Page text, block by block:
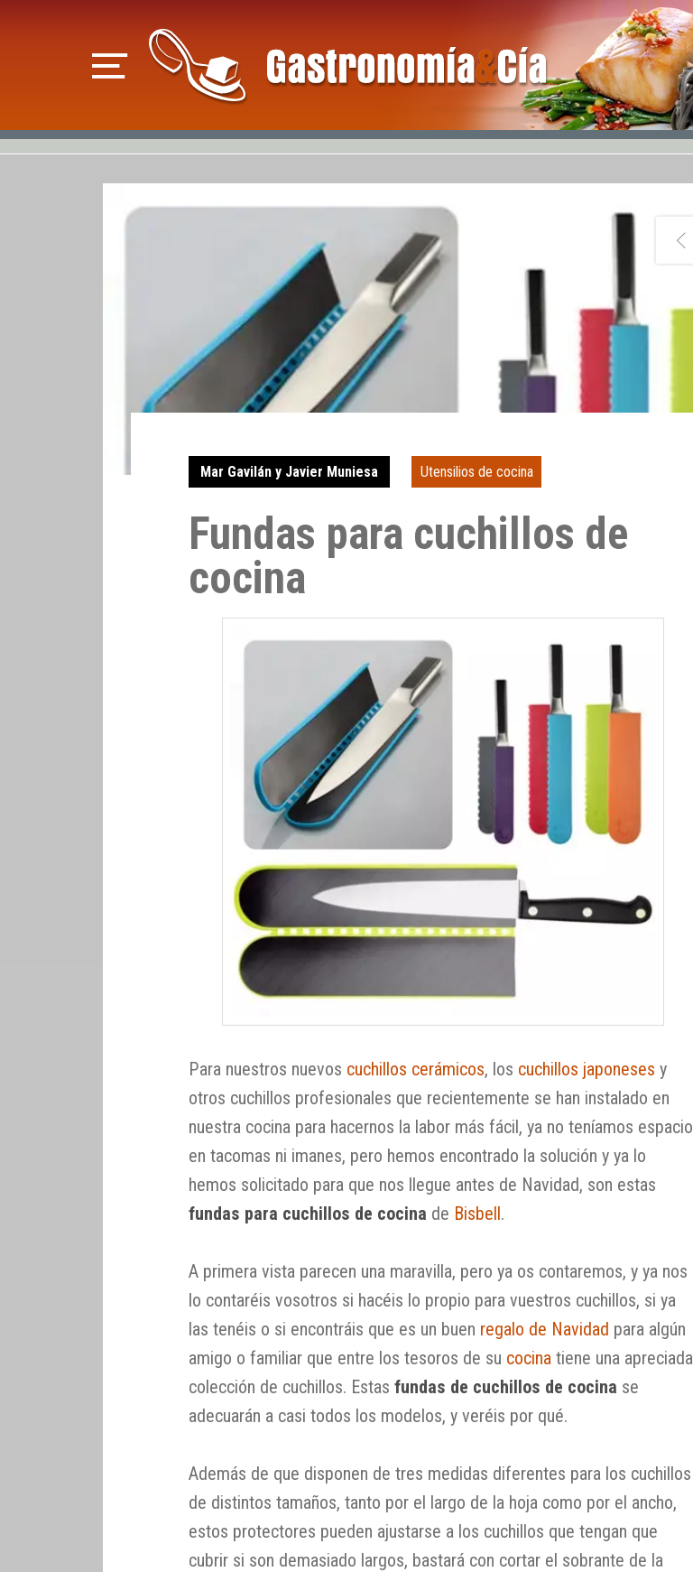
Mar Gavilán y Javier Muniesa Utensilios de cocina
Fundas para cuchillos de
cocina
Para nuestros nuevos cuchillos cerámicos, los cuchillos japoneses y
otros cuchillos profesionales que recientemente se han instalado en
nuestra cocina para hacernos la labor más fácil, ya no teníamos espacio
en tacomas ni imanes, pero hemos encontrado la solución y ya lo
hemos solicitado para que nos llegue antes de Navidad, son estas
fundas para cuchillos de cocina de Bisbell.
A primera vista parecen una maravilla, pero ya os contaremos, y ya nos
lo contaréis vosotros si hacéis lo propio para vuestros cuchillos, si ya
las tenéis o si encontráis que es un buen regalo de Navidad para algún
amigo o familiar que entre los tesoros de su cocina tiene una apreciada
colección de cuchillos. Estasfundas de cuchillos de cocina se
adecuarán a casi todos los modelos, y veréis por qué.
Además de que disponen de tres medidas diferentes para los cuchillos
de distintos tamaños, tanto por el largo de la hoja como por el ancho,
estos protectores pueden ajustarse a los cuchillos que tengan que
cubrir si son demasiado largos, bastará con cortar el sobrante de la